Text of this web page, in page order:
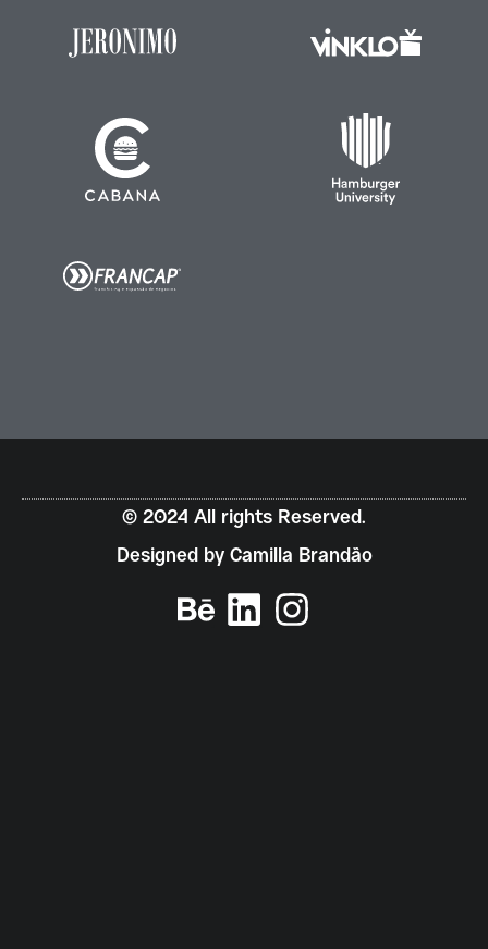
© 2024 All rights Reserved.
Designed by Camilla Brandão